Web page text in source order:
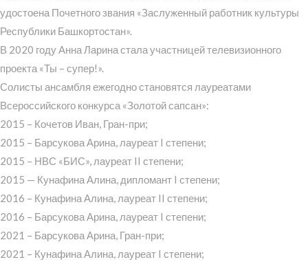
удостоена Почетного звания «Заслуженный работник культуры
Республики Башкортостан».
В 2020 году Анна Ларина стала участницей телевизионного
проекта «Ты – супер!».
Солисты ансамбля ежегодно становятся лауреатами
Всероссийского конкурса «Золотой сапсан»:
2015 – Кочетов Иван, Гран-при;
2015 – Барсукова Арина, лауреат I степени;
2015 – НВС «БИС», лауреат II степени;
2015 — Кунафина Алина, дипломант I степени;
2016 – Кунафина Алина, лауреат II степени;
2016 – Барсукова Арина, лауреат I степени;
2021 – Барсукова Арина, Гран-при;
2021 – Кунафина Алина, лауреат I степени;